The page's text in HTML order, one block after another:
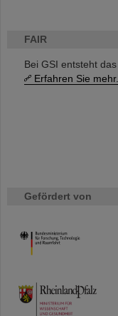
FAIR
Bei GSI entsteht
Erfahren Sie mehr.
Gefördert von
HMWK
TMWWDG